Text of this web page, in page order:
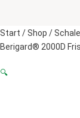
Start /Shop /
Berigard® 2000D
🔍